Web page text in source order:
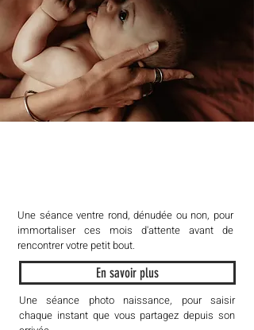
Une séance ventre rond, dénudée ou non, pour
immortaliser ces mois d'attente avant de
rencontrer votre petit bout.
En savoir plus
Une séance photo naissance, pour saisir
chaque instant que vous partagez depuis son